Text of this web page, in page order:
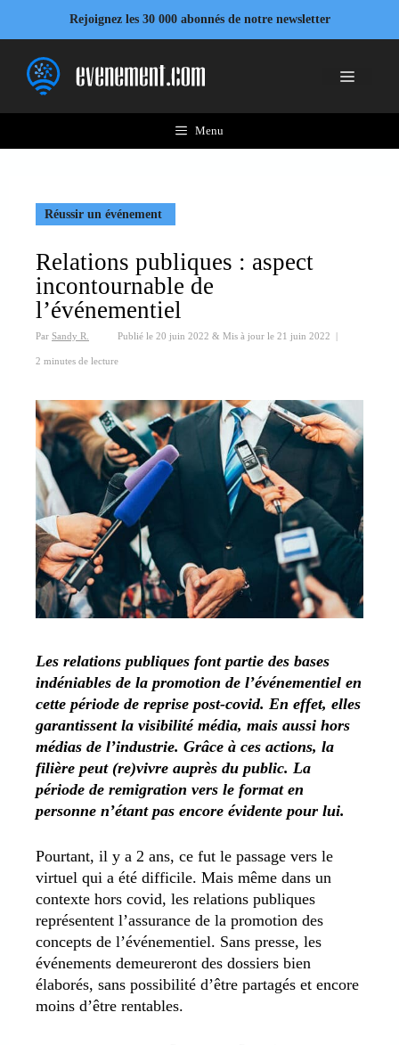
contenu
Rejoignez les 30 000 abonnés de notre newsletter
Menu
Menu
Réussir un événement
Relations publiques : aspect
incontournable de
l’événementiel
Par Sandy R. Publié le 20 juin 2022 & Mis à jour le 21 juin 2022 |
2 minutes de lecture
Les relations publiques font partie des bases
indéniables de la promotion de l’événementiel en
cette période de reprise post-covid. En effet, elles
garantissent la visibilité média, mais aussi hors
médias de l’industrie. Grâce à ces actions, la
filière peut (re)vivre auprès du public. La
période de remigration vers le format en
personne n’étant pas encore évidente pour lui.
Pourtant, il y a 2 ans, ce fut le passage vers le
virtuel qui a été difficile. Mais même dans un
contexte hors covid, les relations publiques
représentent l’assurance de la promotion des
concepts de l’événementiel. Sans presse, les
événements demeureront des dossiers bien
élaborés, sans possibilité d’être partagés et encore
moins d’être rentables.